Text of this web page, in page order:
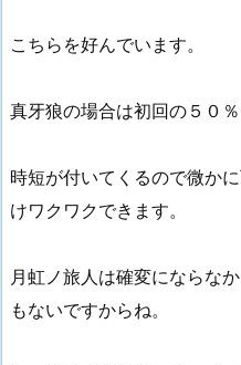
こちらを好んでいます。
真牙狼の場合は初回の５０
時短が付いてくるので微か
けワクワクできます。
月虹ノ旅人は確変にならな
もないですからね。